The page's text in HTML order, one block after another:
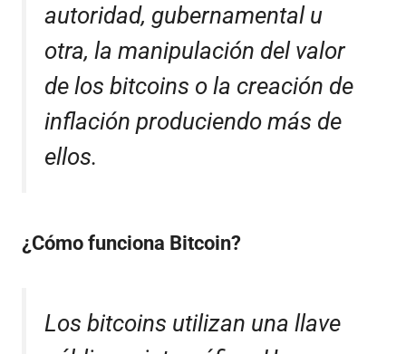
autoridad, gubernamental u
otra, la manipulación del valor
de los bitcoins o la creación de
inflación produciendo más de
ellos.
¿Cómo funciona Bitcoin?
Los bitcoins utilizan una llave